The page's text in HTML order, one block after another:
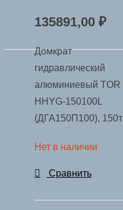
135891,00 ₽
Домкрат
гидравлический
алюминиевый TOR
HHYG-150100L
(ДГА150П100), 150т
Нет в наличии
Сравнить